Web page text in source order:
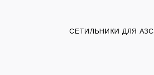
СЕТИЛЬНИКИ ДЛЯ АЗС